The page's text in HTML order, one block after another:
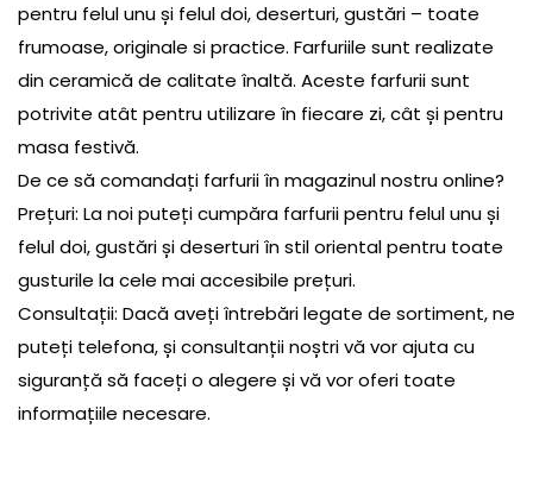
pentru felul unu și felul doi, deserturi, gustări – toate
frumoase, originale si practice. Farfuriile sunt realizate
din ceramică de calitate înaltă. Aceste farfurii sunt
potrivite atât pentru utilizare în fiecare zi, cât și pentru
masa festivă.
De ce să comandați farfurii în magazinul nostru online?
Prețuri: La noi puteți cumpăra farfurii pentru felul unu și
felul doi, gustări și deserturi în stil oriental pentru toate
gusturile la cele mai accesibile prețuri.
Consultații: Dacă aveți întrebări legate de sortiment, ne
puteți telefona, și consultanții noștri vă vor ajuta cu
siguranță să faceți o alegere și vă vor oferi toate
informațiile necesare.